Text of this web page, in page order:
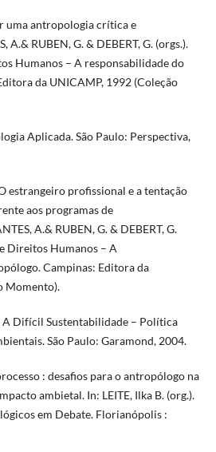
uma antropologia crítica e
A.& RUBEN, G. & DEBERT, G. (orgs.).
Humanos – A responsabilidade do
da UNICAMP, 1992 (Coleção
Aplicada. São Paulo: Perspectiva,
estrangeiro profissional e a tentação
aos programas de
A.& RUBEN, G. & DEBERT, G.
Direitos Humanos – A
Campinas: Editora da
Momento).
A Difícil Sustentabilidade – Política
São Paulo: Garamond, 2004.
: desafios para o antropólogo na
ambietal. In: LEITE, Ilka B. (org.).
em Debate. Florianópolis :